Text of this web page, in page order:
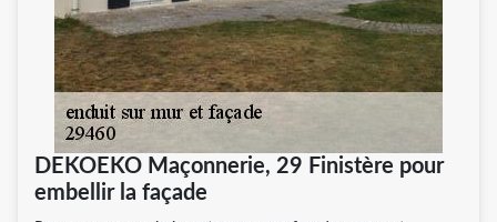
DEKOEKO Maçonnerie, 29 Finistère pour
embellir la façade